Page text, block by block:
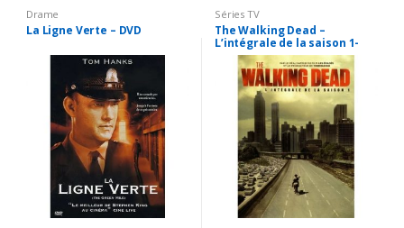
Drame
La Ligne Verte – DVD
Séries TV
The Walking Dead –
L’intégrale de la saison 1-
Coffret 2 DVD